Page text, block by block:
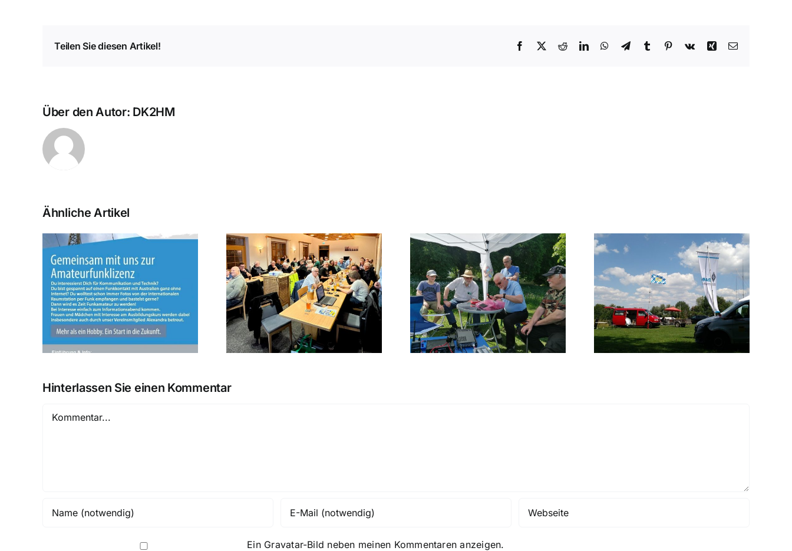
Teilen Sie diesen Artikel! Facebook
X RedditLinkedInWhatsApp
TelegramTumblr Pinterest
Vk Xing E-
Über den Autor: DK2HM
Ähnliche Artikel
August OV Abend am
07.08.2026 in Weichering
Sommerfest der Funker auf
dem Kalvarienberg
Fieldday 2026
Neuer Ausbildungskurs ab
Herbst
Hinterlassen Sie einen Kommentar
Kommentar
Ein Gravatar-Bild neben meinen Kommentaren anzeigen.